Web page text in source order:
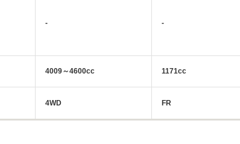
-
4009～4600cc
4WD
-
1171cc
FR